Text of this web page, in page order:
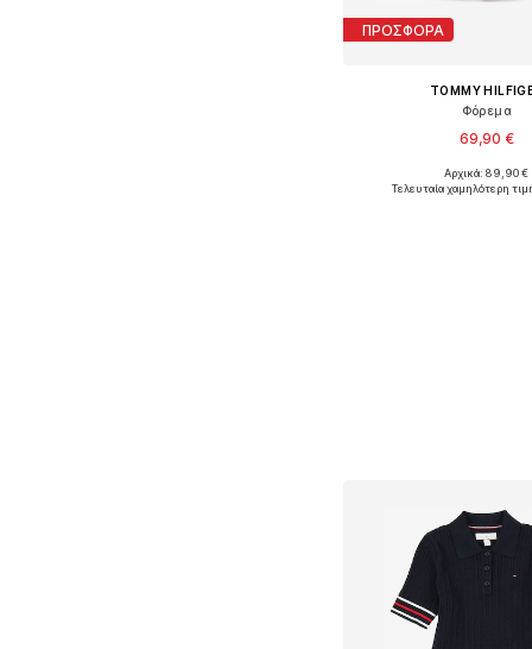
ΠΡΟΣΦΟΡΑ
TOMMY
Φόρεμα
69,90 €
Διαθέσιμο σε πολλά
Αρχικά: 89,90 €
Τελευταία χαμηλότερη